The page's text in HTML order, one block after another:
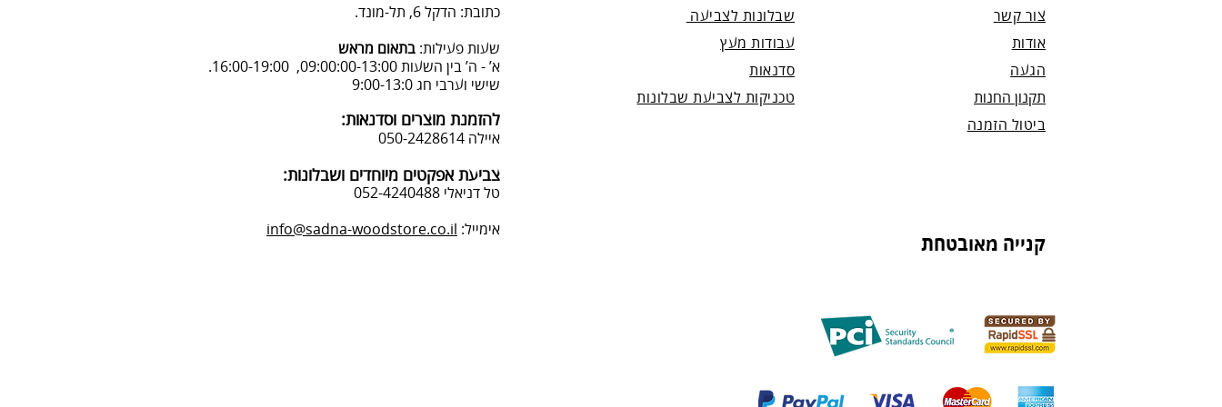
כתובת: הדקל 6, תל-מונד.
שעות פעילות: בתאום מראש
א’ - ה’ בין השעות 09:00:00-13:00, 16:00-19:00.
שישי וערבי חג 9:00-13:0
להזמנת מוצרים וסדנאות:
איילה 050-2428614
צביעת אפקטים מיוחדים ושבלונות:
טל דניאלי 052-4240488
אימייל: info@sadna-woodstore.co.il
שבלונות לצביעה
עבודות מעץ
סדנאות
טכניקות לצביעת שבלונות
צור קשר
אודות
הגעה
תקנון החנות
ביטול הזמנה
קנייה מאובטחת